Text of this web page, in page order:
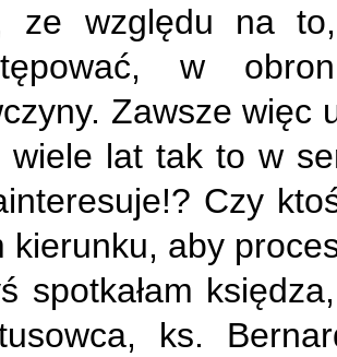
ze względu na
w
Zawsze więc
wiele lat tak to w
Czy
kierunku, aby
spotkałam
ks.